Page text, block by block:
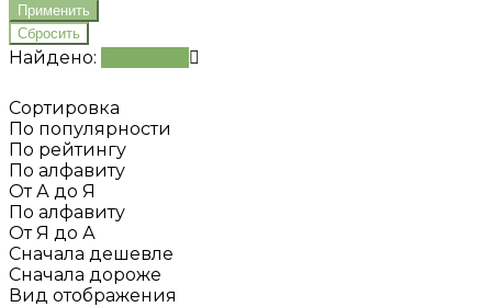
Найдено:
Сортировка
По популярности
По рейтингу
По алфавиту
От А до Я
По алфавиту
От Я до А
Сначала дешевле
Сначала дороже
Вид отображения